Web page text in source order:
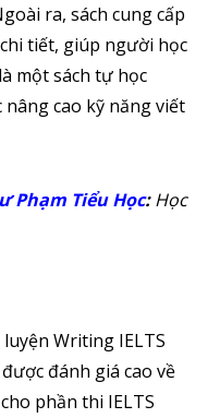
ra, sách cung cấp
tiết, giúp người học
một sách tự học
cao kỹ năng viết
Phạm Tiểu Học:Học
Writing IELTS
đánh giá cao về
phần thi IELTS